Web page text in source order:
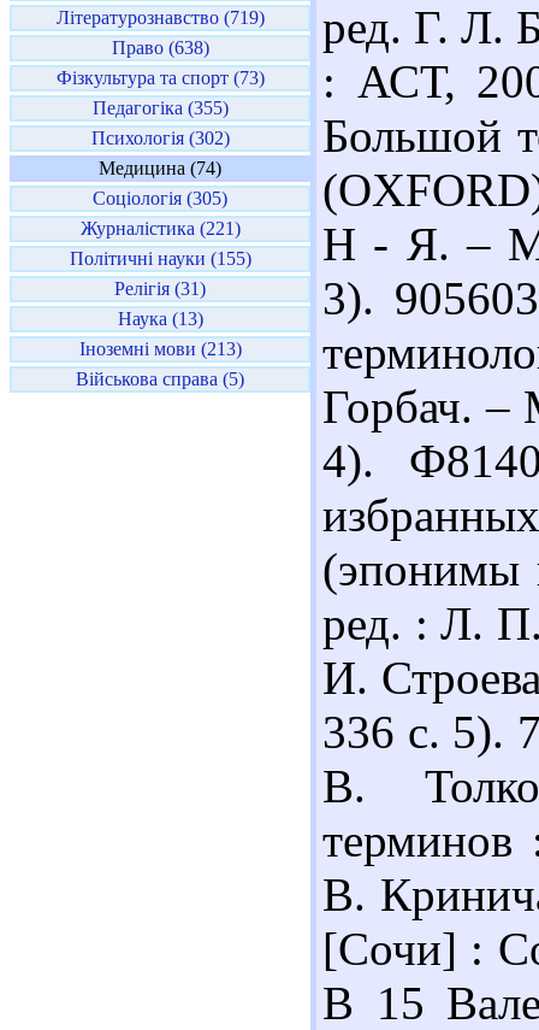
Літературознавство (719)
Право (638)
Фізкультура та спорт (73)
Педагогіка (355)
Психологія (302)
Медицина (74)
Соціологія (305)
Журналістика (221)
Політичні науки (155)
Релігія (31)
Наука (13)
Іноземні мови (213)
Військова справа (5)
ред. Г. Л.
: АСТ,
Большой
Н - Я. –
3).
Горбач. –
4).
(эпонимы
ред. : Л.
И.
336 с. 5).
В.
В.
[Сочи] :
В 15